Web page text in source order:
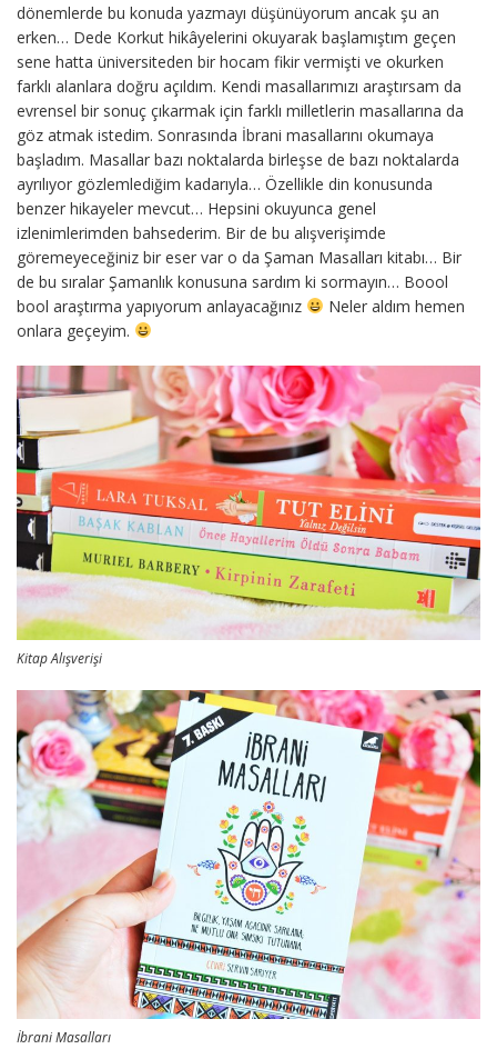
dönemlerde bu konuda yazmayı düşünüyorum ancak şu an
erken… Dede Korkut hikâyelerini okuyarak başlamıştım geçen
sene hatta üniversiteden bir hocam fikir vermişti ve okurken
farklı alanlara doğru açıldım. Kendi masallarımızı araştırsam da
evrensel bir sonuç çıkarmak için farklı milletlerin masallarına da
göz atmak istedim. Sonrasında İbrani masallarını okumaya
başladım. Masallar bazı noktalarda birleşse de bazı noktalarda
ayrılıyor gözlemlediğim kadarıyla… Özellikle din konusunda
benzer hikayeler mevcut… Hepsini okuyunca genel
izlenimlerimden bahsederim. Bir de bu alışverişimde
göremeyeceğiniz bir eser var o da Şaman Masalları kitabı… Bir
de bu sıralar Şamanlık konusuna sardım ki sormayın… Boool
bool araştırma yapıyorum anlayacağınız
Neler aldım hemen
onlara geçeyim.
Kitap Alışverişi
İbrani Masalları